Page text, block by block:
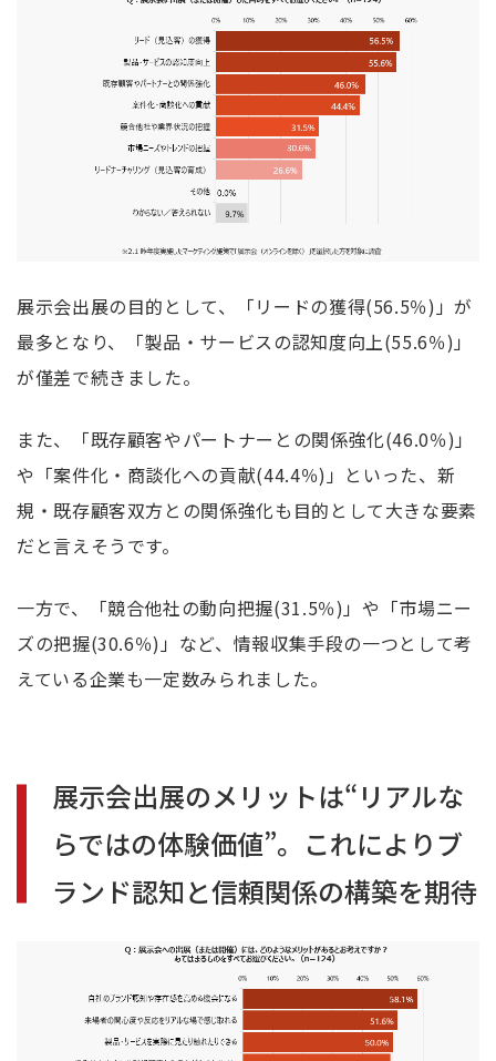
展示会出展の目的として、「リードの獲得(56.5％) 」が
最多となり、「製品・サービスの認知度向上(55.6％) 」
が僅差で続きました。
また、「既存顧客やパートナーとの関係強化(46.0％) 」
や「案件化・商談化への貢献(44.4％) 」といった、新
規・既存顧客双方との関係強化も目的として大きな要素
だと言えそうです。
一方で、「競合他社の動向把握(31.5％) 」や「市場ニー
ズの把握(30.6％) 」など、情報収集手段の一つとして考
えている企業も一定数みられました。
展示会出展のメリットは“リアルな
らではの体験価値”。 これによりブ
ランド認知と信頼関係の構築を期待